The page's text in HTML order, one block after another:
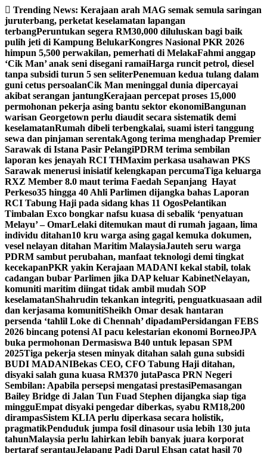
Skip
to
content
Trending News: Kerajaan arah MAG semak semula saringan
juruterbang, perketat keselamatan lapangan
terbangPeruntukan segera RM30,000 diluluskan bagi baik
pulih jeti di Kampung BelukarKongres Nasional PKR 2026
himpun 5,500 perwakilan, pemerhati di MelakaFahmi anggap
‘Cik Man’ anak seni disegani ramaiHarga runcit petrol, diesel
tanpa subsidi turun 5 sen seliterPenemuan kedua tulang dalam
guni cetus persoalanCik Man meninggal dunia dipercayai
akibat serangan jantungKerajaan percepat proses 15,000
permohonan pekerja asing bantu sektor ekonomiBangunan
warisan Georgetown perlu diaudit secara sistematik demi
keselamatanRumah dibeli terbengkalai, suami isteri tanggung
sewa dan pinjaman serentakAgong terima menghadap Premier
Sarawak di Istana Pasir PelangiPDRM terima sembilan
laporan kes jenayah RCI THMaxim perkasa usahawan PKS
Sarawak menerusi inisiatif kelengkapan percumaTiga keluarga
RXZ Member 8.0 maut terima Faedah Sepanjang Hayat
Perkeso35 hingga 40 Ahli Parlimen dijangka bahas Laporan
RCI Tabung Haji pada sidang khas 11 OgosPelantikan
Timbalan Exco bongkar nafsu kuasa di sebalik ‘penyatuan
Melayu’ – OmarLelaki ditemukan maut di rumah jagaan, lima
individu ditahan10 kru warga asing gagal kemuka dokumen,
vesel nelayan ditahan Maritim MalaysiaJauteh seru warga
PDRM sambut perubahan, manfaat teknologi demi tingkat
kecekapanPKR yakin Kerajaan MADANI kekal stabil, tolak
cadangan bubar Parlimen jika DAP keluar KabinetNelayan,
komuniti maritim diingat tidak ambil mudah SOP
keselamatanShahrudin tekankan integriti, penguatkuasaan adil
dan kerjasama komunitiSheikh Omar desak hantaran
persenda ‘tahlil Loke di Chennah’ dipadamPersidangan FEBS
2026 bincang potensi AI pacu kelestarian ekonomi BorneoJPA
buka permohonan Dermasiswa B40 untuk lepasan SPM
2025Tiga pekerja stesen minyak ditahan salah guna subsidi
BUDI MADANIBekas CEO, CFO Tabung Haji ditahan,
disyaki salah guna kuasa RM370 jutaPasca PRN Negeri
Sembilan: Apabila persepsi mengatasi prestasiPemasangan
Bailey Bridge di Jalan Tun Fuad Stephen dijangka siap tiga
mingguEmpat disyaki pengedar diberkas, syabu RM18,200
dirampasSistem KLIA perlu diperkasa secara holistik,
pragmatikPenduduk jumpa fosil dinasour usia lebih 130 juta
tahunMalaysia perlu lahirkan lebih banyak juara korporat
bertaraf serantauJelapang Padi Darul Ehsan catat hasil 70